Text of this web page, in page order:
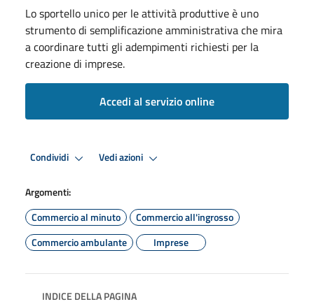
Lo sportello unico per le attività produttive è uno
strumento di semplificazione amministrativa che mira
a coordinare tutti gli adempimenti richiesti per la
creazione di imprese.
Accedi al servizio online
Condividi Vedi azioni
Argomenti:
Commercio al minuto
Commercio all'ingrosso
Commercio ambulante
Imprese
INDICE DELLA PAGINA